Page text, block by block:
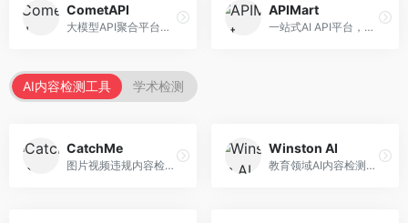
CometAPI
大模型API聚合平台，整合多种AI模型服务。面向开发者，提供统一接口、模型切换、监控分析等服务，API管理便捷。
APIMart
一站式AI API平台，整合多种AI服务。面向开发者，提供模型API、图像处理、语音识别等服务，API种类丰富。
AI内容检测工具 学术检测
CatchMe
图片视频违规内容检测平台，专注于视觉内容安全。面向内容平台，提供图片审核、视频审核、直播监控等服务，视觉检测专业。
Winston AI
教育领域AI内容检测平台，专注于学术诚信。面向教育机构，提供AI内容检测、抄袭检测、报告生成等服务，教育适配性强。